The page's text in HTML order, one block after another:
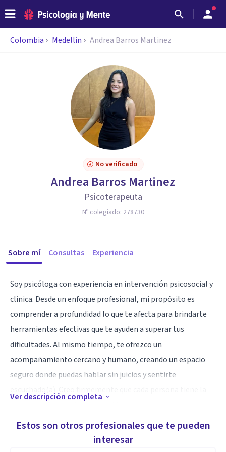
Colombia Medellín Andrea Barros Martinez
No verificado
Andrea Barros Martinez
Psicoterapeuta
Nº colegiado: 278730
Sobre mí Consultas Experiencia
Soy psicóloga con experiencia en intervención psicosocial y
clínica. Desde un enfoque profesional, mi propósito es
comprender a profundidad lo que te afecta para brindarte
herramientas efectivas que te ayuden a superar tus
dificultades. Al mismo tiempo, te ofrezco un
acompañamiento cercano y humano, creando un espacio
seguro donde puedas hablar sin juicios y sentirte
acompañarte en ese proceso para que logres mayor
bienestar, equilibrio y confianza en ti mismo(a).
Ver descripción completa
Estos son otros profesionales que te pueden
interesar